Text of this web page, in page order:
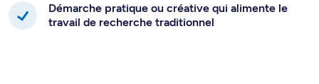
Démarche pratique ou créative qui alimente le
travail de recherche traditionnel